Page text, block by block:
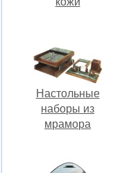
Настольные
наборы из
мрамора